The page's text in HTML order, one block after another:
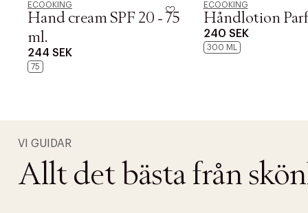
ECOOKING
Hand cream SPF 20 - 75
ml.
244 SEK
75
ECOOKING
Håndlotion
240 SEK
300 ML
VI GUIDAR
Allt det bästa från
Tidigare
LÄGG TILL
WE CARE
Øv vi kan